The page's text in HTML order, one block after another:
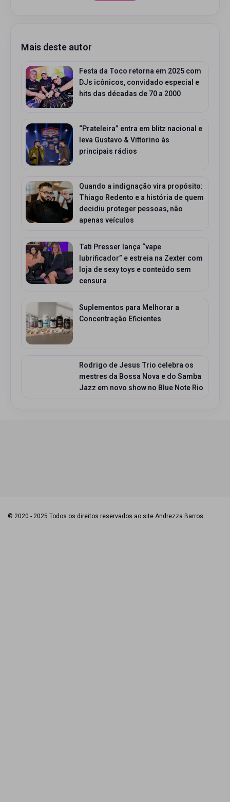
Mais deste autor
Festa da Toco retorna em 2025 com
DJs icônicos, convidado especial e
hits das décadas de 70 a 2000
“Prateleira” entra em blitz nacional e
leva Gustavo & Vittorino às
principais rádios
Quando a indignação vira propósito:
Thiago Redento e a história de quem
decidiu proteger pessoas, não
apenas veículos
Tati Presser lança “vape
lubrificador” e estreia na Zexter com
loja de sexy toys e conteúdo sem
censura
Suplementos para Melhorar a
Concentração Eficientes
Rodrigo de Jesus Trio celebra os
mestres da Bossa Nova e do Samba
Jazz em novo show no Blue Note Rio
© 2020 - 2025 Todos os direitos reservados ao site Andrezza Barros